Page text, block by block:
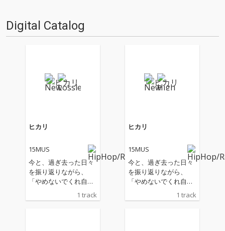
Digital Catalog
ヒカリ
15MUS
今と、過ぎ去った日々
を振り返りながら、
「やめないでくれ自分
に想いを込めた。切な
1 track
ヒカリ
15MUS
今と、過ぎ去った日々
を振り返りながら、
「やめないでくれ自分
を」というメッセージ
に想いを込めた。切な
1 track